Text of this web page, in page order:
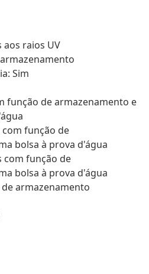
raios UV
Sim
função de armazenamento e
com função de
bolsa à prova d'água
com função de
bolsa à prova d'água
armazenamento